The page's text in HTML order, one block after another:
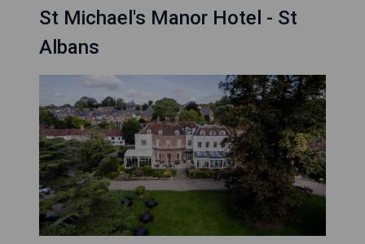
St Michael's Manor Hotel - St
Albans